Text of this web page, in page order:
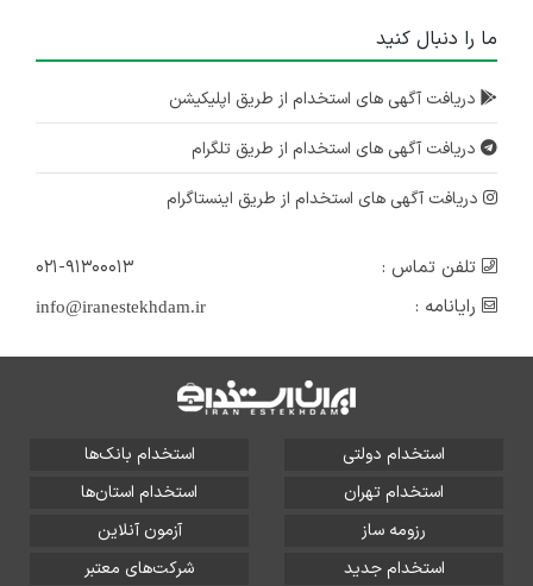
ما را دنبال کنید
دریافت آگهی های استخدام از طریق اپلیکیشن
دریافت آگهی های استخدام از طریق تلگرام
دریافت آگهی های استخدام از طریق اینستاگرام
تلفن تماس :
۰۲۱-۹۱۳۰۰۰۱۳
رایانامه :
info@iranestekhdam.ir
استخدام دولتی
استخدام بانک‌ها
استخدام تهران
استخدام استان‌ها
رزومه ساز
آزمون آنلاین
استخدام جدید
شرکت‌های معتبر